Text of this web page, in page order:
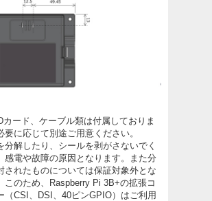
カード、ケーブル類は付属しておりま
要に応じて別途ご用意ください。
分解したり、シールを剥がさないでく
感電や故障の原因となります。また分
されたものについては保証対象外とな
このため、Raspberry Pi 3B+の拡張コ
（CSI、DSI、40ピンGPIO）はご利用